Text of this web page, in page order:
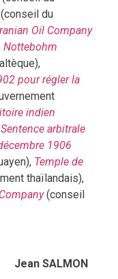
du
Oil Company
Nottebohm
pour régler la
indien
Sentence arbitrale
1906
Temple de
thaïlandais),
(conseil
Jean SALMON